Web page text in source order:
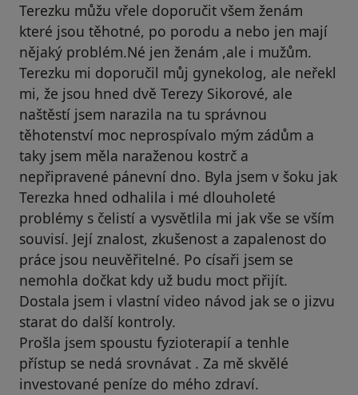
Terezku můžu vřele doporučit všem ženám
které jsou těhotné, po porodu a nebo jen mají
nějaký problém.Né jen ženám ,ale i mužům.
Terezku mi doporučil můj gynekolog, ale neřekl
mi, že jsou hned dvě Terezy Sikorové, ale
naštěstí jsem narazila na tu správnou
těhotenství moc neprospívalo mým zádům a
taky jsem měla naraženou kostrč a
nepřipravené pánevní dno. Byla jsem v šoku jak
Terezka hned odhalila i mé dlouholeté
problémy s čelistí a vysvětlila mi jak vše se vším
souvisí. Její znalost, zkušenost a zapalenost do
práce jsou neuvěřitelné. Po císaři jsem se
nemohla dočkat kdy už budu moct přijít.
Dostala jsem i vlastní video návod jak se o jizvu
starat do další kontroly.
Prošla jsem spoustu fyzioterapií a tenhle
přístup se nedá srovnávat . Za mě skvělé
investované peníze do mého zdraví.